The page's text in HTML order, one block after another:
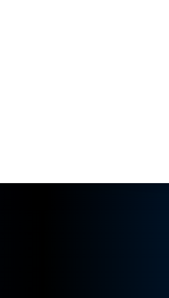
8526.html，部分文章内容来源网络，如有侵